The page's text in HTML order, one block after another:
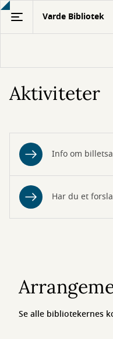
Gå
hovedindhold
Varde Bibliotek
Aktiviteter
Info om
Har du et
Se alle bibliotekernes